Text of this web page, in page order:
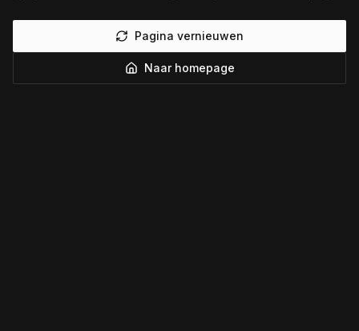
Pagina vernieuwen
Naar homepage